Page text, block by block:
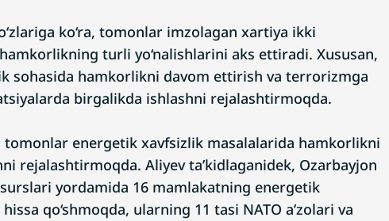
ko‘ra, tomonlar imzolagan xartiya ikki
turli yo‘nalishlarini aks ettiradi. Xususan,
sohasida hamkorlikni davom ettirish va terrorizmga
birgalikda ishlashni rejalashtirmoqda.
tomonlar energetik xavfsizlik masalalarida hamkorlikni
rejalashtirmoqda. Aliyev ta’kidlaganidek, Ozarbayjon
yordamida 16 mamlakatning energetik
qo‘shmoqda, ularning 11 tasi NATO a’zolari va